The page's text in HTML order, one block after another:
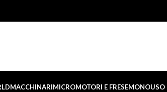
MACCHINARIMICROMOTORI E FRESEMONOUSO